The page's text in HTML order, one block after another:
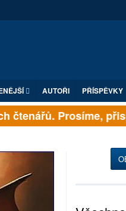
AUTOŘI PŘÍSPĚVKY
Prosíme,